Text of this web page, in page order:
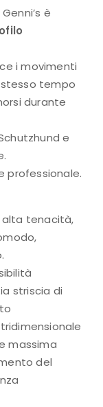
è
i movimenti
tempo
durante
e
professionale.
alta tenacità,
striscia di
massima
del